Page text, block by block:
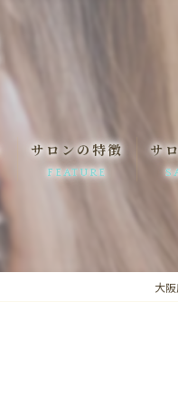
サロンの特徴
FEATURE
駅近
サ
大